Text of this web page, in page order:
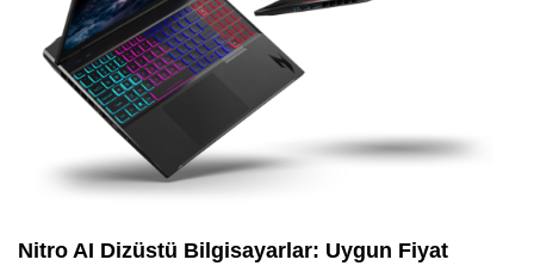
Nitro AI Dizüstü Bilgisayarlar: Uygun Fiyat